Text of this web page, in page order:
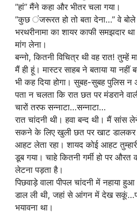
”हां” मैंने कहा और भीतर चला गया।
”कुछ ंजरूरत हो तो बता देना…” वे
भरथरीनामा का शायर काफी समझदार
मांग लेना।
बन्नो, कितनी विचित्र थी वह रात! तुम्हें
मैं ही हूं। मास्टर साहब ने बताया या नहीं
भी कह दिया होगा। सुबह-सुबह पुलिस न
पता न चलता कि रात छत पर मंडराने
चारों तरफ सन्नाटा…सन्नाटा…
रात चांदनी थी। हवा बन्द थी। मैं सांस
सकने के लिए खुली छत पर खाट
आहट लेता रहा। शायद कोई आहट
डूब गया। चाहे कितनी गर्मी हो पर
लेटना पड़ता है।
पिछवाड़े वाला पीपल चांदनी में नहाया
डाल ली थी, जहां से आंगन में देख
भयावना था।